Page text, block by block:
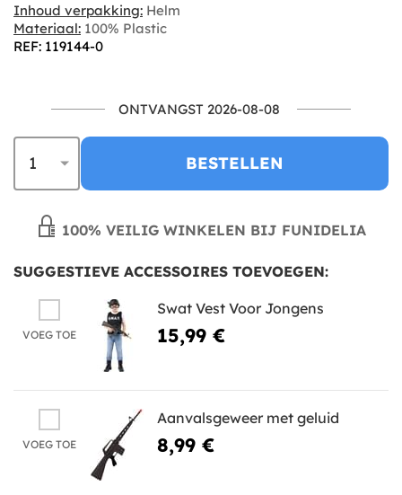
Inhoud verpakking: Helm
Materiaal: 100% Plastic
REF: 119144-0
ONTVANGST 2026-08-08
BESTELLEN
100% VEILIG WINKELEN BIJ FUNIDELIA
SUGGESTIEVE ACCESSOIRES TOEVOEGEN:
VOEG TOE
Swat Vest Voor Jongens
15,99 €
VOEG TOE
Aanvalsgeweer met geluid
8,99 €